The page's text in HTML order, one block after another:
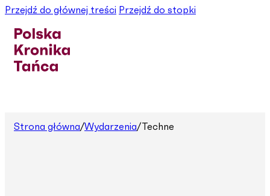
Przejdź do głównej treści Przejdź do stopki
Strona główna/Wydarzenia/Techne